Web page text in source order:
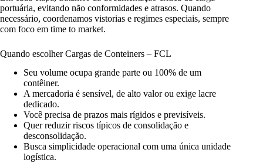
portuária, evitando não conformidades e atrasos. Quando
necessário, coordenamos vistorias e regimes especiais, sempre
com foco em time to market.
Quando escolher Cargas de Conteiners – FCL
Seu volume ocupa grande parte ou 100% de um
contêiner.
A mercadoria é sensível, de alto valor ou exige lacre
dedicado.
Você precisa de prazos mais rígidos e previsíveis.
Quer reduzir riscos típicos de consolidação e
desconsolidação.
Busca simplicidade operacional com uma única unidade
logística.